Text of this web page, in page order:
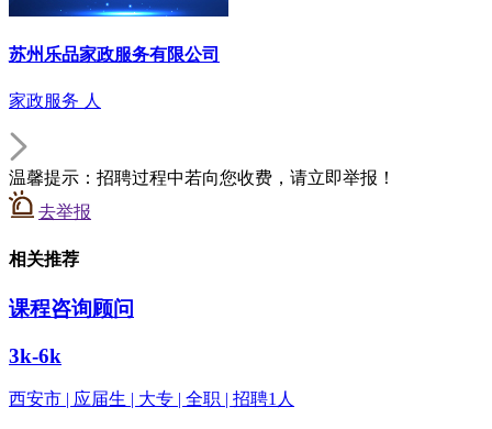
苏州乐品家政服务有限公司
家政服务 人
温馨提示：招聘过程中若向您收费，请立即举报！
去举报
相关推荐
课程咨询顾问
3k-6k
西安市 | 应届生 | 大专 | 全职 | 招聘1人